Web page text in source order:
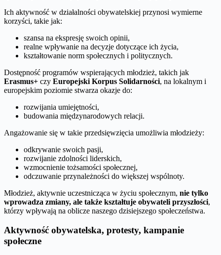
Ich aktywność w działalności obywatelskiej przynosi wymierne
korzyści, takie jak:
szansa na ekspresję swoich opinii,
realne wpływanie na decyzje dotyczące ich życia,
kształtowanie norm społecznych i politycznych.
Dostępność programów wspierających młodzież, takich jak
Erasmus+ czy Europejski Korpus Solidarności, na lokalnym i
europejskim poziomie stwarza okazje do:
rozwijania umiejętności,
budowania międzynarodowych relacji.
Angażowanie się w takie przedsięwzięcia umożliwia młodzieży:
odkrywanie swoich pasji,
rozwijanie zdolności liderskich,
wzmocnienie tożsamości społecznej,
odczuwanie przynależności do większej wspólnoty.
Młodzież, aktywnie uczestnicząca w życiu społecznym, nie tylko
wprowadza zmiany, ale także kształtuje obywateli przyszłości,
którzy wpływają na oblicze naszego dzisiejszego społeczeństwa.
Aktywność obywatelska, protesty, kampanie
społeczne